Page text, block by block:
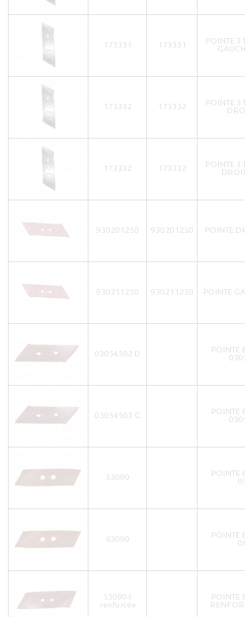
173331 173331
POINTE 3
173332 173332
POINTE 3
173332 173332
POINTE 3
930201250 930201250 POINTE
930211250 930211250 POINTE
03054502 D
POINTE
03054502 G
POINTE
53090
POINTE
63090
POINTE
530901
renforcée
POINTE